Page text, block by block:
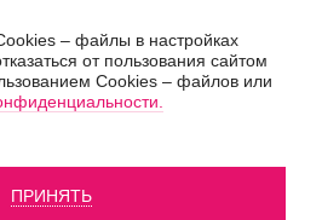
– файлы в настройках
от пользования сайтом
Cookies – файлов или
ПРИНЯТЬ